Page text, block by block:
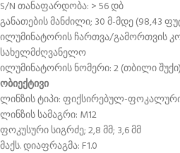
S/N თანაფარდობა: > 56 დბ
განათების მანძილი; 30 მ-მდე (98,43
ილუმინატორის ჩართვა/გამორთვის
სახელმძღვანელო
ილუმინატორის ნომერი: 2 (თბილი შუქი)
ობიექტივი
ლინზის ტიპი: ფიქსირებულ-
ლინზის სამაგრი: M12
ფოკუსური სიგრძე; 2,8 მმ; 3,6 მმ
მაქს. დიაფრაგმა: F1.0